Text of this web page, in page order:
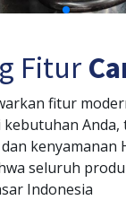
Fitur
fitur
kenyamanan
seluruh
Indonesia